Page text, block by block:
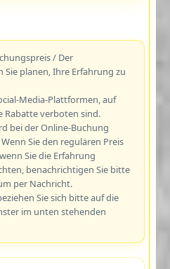
/ Der
planen, Ihre Erfahrung zu
Media-Plattformen, auf
Rabatte verboten sind.
bei der Online-Buchung
Sie den regulären Preis
Sie die Erfahrung
benachrichtigen Sie bitte
per Nachricht.
Sie sich bitte auf die
im unten stehenden